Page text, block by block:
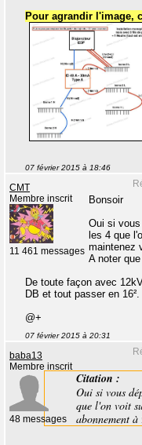
Pour agrandir l'image,
07 février 2015 à 18:46
CMT
Membre inscrit
11 461 messages
Bonsoir
Oui si
les 4 que
maintenez
A noter
De toute façon avec
DB et tout passer en 16².
@+
07 février 2015 à 20:31
baba13
Membre inscrit
48 messages
Citation :
Oui si vous
que l'on voit
abonnement à